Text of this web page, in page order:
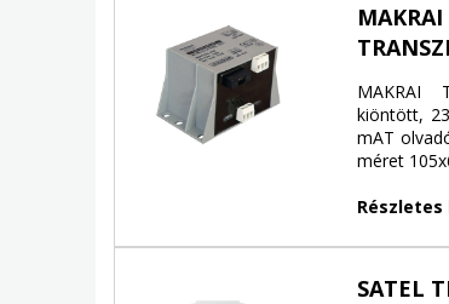
MAKRAI
kiöntött,
mAT
méret
SATEL